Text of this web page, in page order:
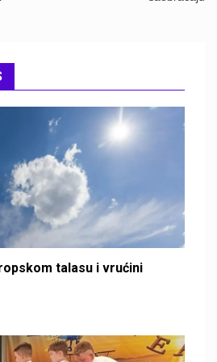
talasu i vrućini